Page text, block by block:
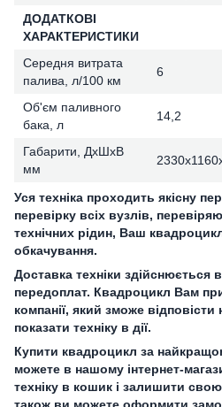
ДОДАТКОВІ
ХАРАКТЕРИСТИКИ
Середня витрата
палива, л/100 км
6
Об'єм паливного
бака, л
14,2
Габарити, ДхШхВ
мм
Уся техніка проходить якісну
перевірку всіх вузлів,
технічних рідин, Ваш
обкачування.
Доставка техніки
передоплат. Квадроцикл Вам
компанії, який зможе відповісти
показати техніку в дії.
Купити квадроцикл за
можете в нашому інтернет-
техніку в кошик і залишити
також ви можете оформити